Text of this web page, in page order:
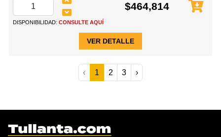
$464,814
DISPONIBILIDAD: CONSULTE AQUÍ
VER DETALLE
‹ 1 2 3 ›